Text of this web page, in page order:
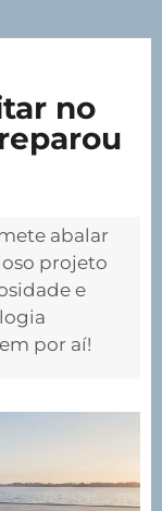
no
abalar
projeto
e
por aí!